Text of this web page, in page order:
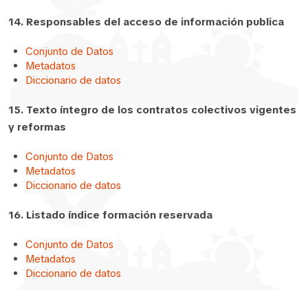
14. Responsables del acceso de información publica
Conjunto de Datos
Metadatos
Diccionario de datos
15. Texto íntegro de los contratos colectivos vigentes
y reformas
Conjunto de Datos
Metadatos
Diccionario de datos
16. Listado índice formación reservada
Conjunto de Datos
Metadatos
Diccionario de datos